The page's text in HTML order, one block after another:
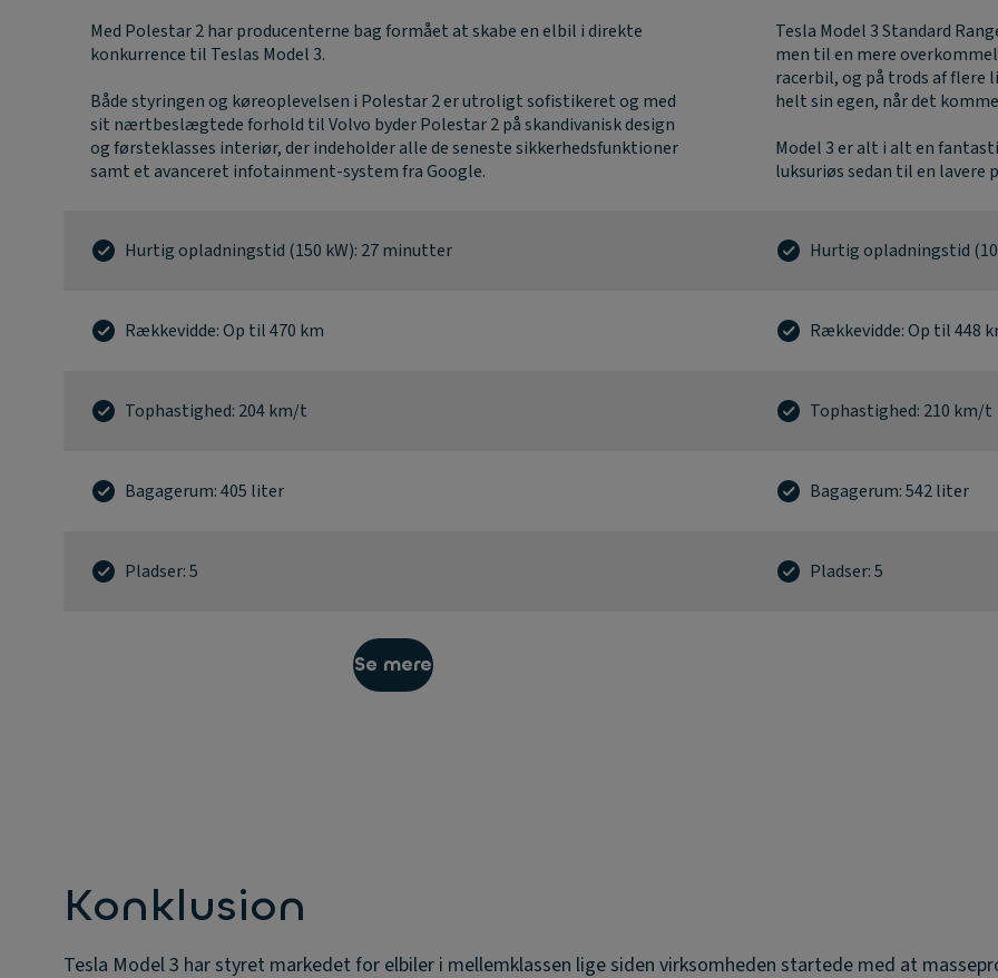
Med Polestar 2 har producenterne bag formået at skabe en elbil i direkte
konkurrence til Teslas Model 3.
Både styringen og køreoplevelsen i Polestar 2 er utroligt sofistikeret og med
sit nærtbeslægtede forhold til Volvo byder Polestar 2 på skandivanisk design
og førsteklasses interiør, der indeholder alle de seneste sikkerhedsfunktioner
samt et avanceret infotainment-system fra Google.
Hurtig opladningstid (150 kW): 27 minutter
Rækkevidde: Op til 470 km
Tophastighed: 204 km/t
Bagagerum: 405 liter
Pladser: 5
Se mere
Tesla Model 3 Standard
men til en mere
racerbil, og på trods af flere
helt sin egen, når det
Model 3 er alt i alt en
luksuriøs sedan til en lavere
Hurtig opladningstid
Rækkevidde: Op til 448
Tophastighed: 210 km/t
Bagagerum: 542 liter
Pladser: 5
Konklusion
Tesla Model 3 har styret markedet for elbiler i mellemklassen lige siden virksomheden startede med at